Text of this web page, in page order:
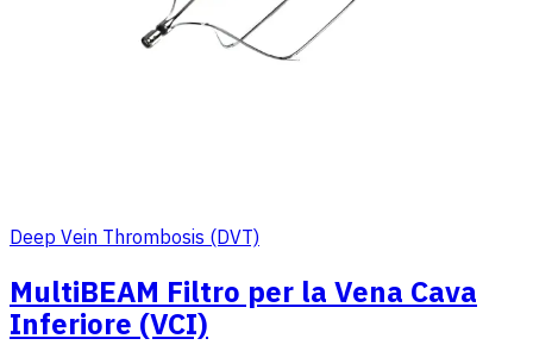
Deep Vein Thrombosis (DVT)
MultiBEAM Filtro per la Vena Cava
Inferiore (VCI)